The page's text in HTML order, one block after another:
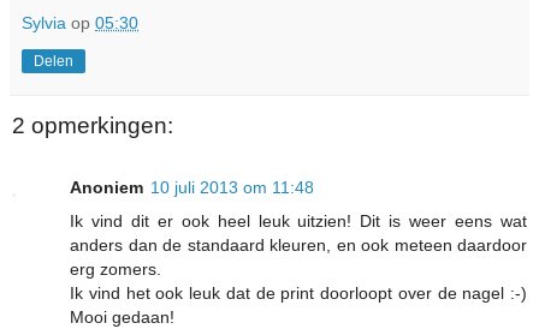
Sylvia op 05:30
Delen
2 opmerkingen:
Anoniem 10 juli 2013 om 11:48
Ik vind dit er ook heel leuk uitzien! Dit is weer eens wat
anders dan de standaard kleuren, en ook meteen daardoor
erg zomers.
Ik vind het ook leuk dat de print doorloopt over de nagel :-)
Mooi gedaan!